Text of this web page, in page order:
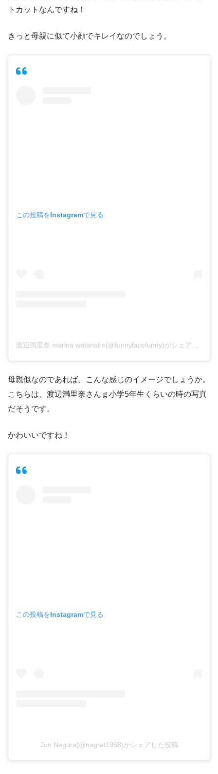
トカットなんですね！
きっと母親に似て小顔でキレイなのでしょう。
この投稿をInstagramで見る
渡辺満里奈 marina watanabe(@funnyfacefunny)がシェアした投稿
母親似なのであれば、こんな感じのイメージでしょうか。
こちらは、渡辺満里奈さんｇ小学5年生くらいの時の写真
だそうです。
かわいいですね！
この投稿をInstagramで見る
Jun Nagura(@nagrat1968)がシェアした投稿